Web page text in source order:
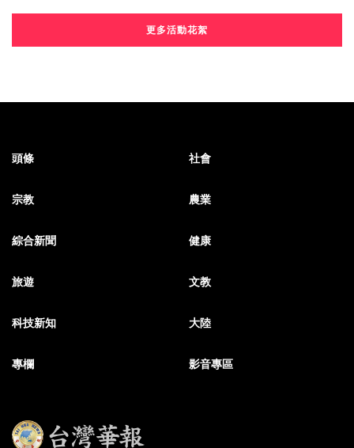
更多活動花絮
頭條 社會
宗教 農業
綜合新聞 健康
旅遊 文教
科技新知 大陸
專欄 影音專區